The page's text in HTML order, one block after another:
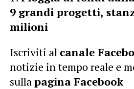
9 grandi progetti,
milioni
Iscriviti al canale
notizie in tempo reale e
sullapagina Facebook